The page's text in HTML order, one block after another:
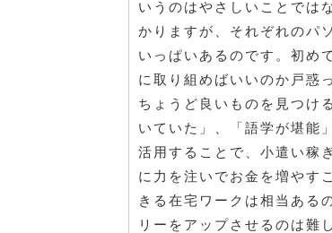
いうのはやさしいことでは
かりますが、それぞれのパ
いっぱいあるのです。初め
に取り組めばいいのか戸惑
ちょうど良いものを見つけ
いていた」、「語学が堪能
活用することで、小遣い稼
に力を注いでお金を増やす
きる在宅ワークは相当ある
リーをアップさせるのは難